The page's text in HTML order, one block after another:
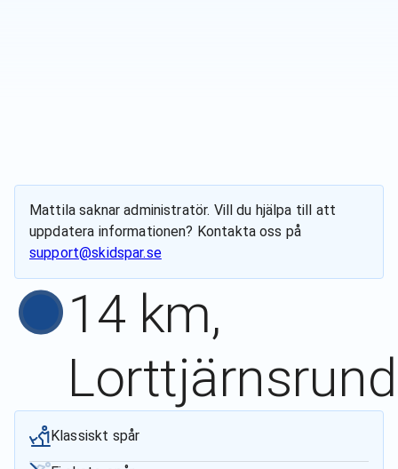
Mattila saknar administratör. Vill du hjälpa till att
uppdatera informationen? Kontakta oss på
support@skidspar.se
14 km,
Klassiskt spår